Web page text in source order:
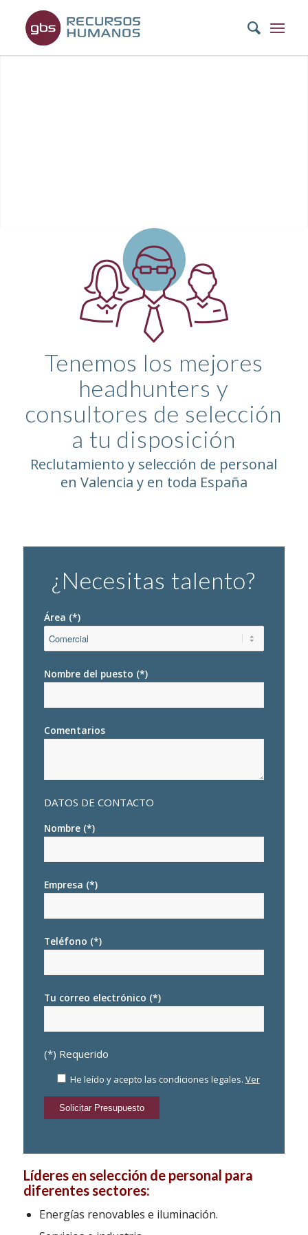
Tenemos los mejores
headhunters y
consultores de selección
a tu disposición
Reclutamiento y selección de personal
en Valencia y en toda España
¿Necesitas talento?
Área (*)
Nombre del puesto (*)
Comentarios
DATOS DE CONTACTO
Nombre (*)
Empresa (*)
Teléfono (*)
Tu correo electrónico (*)
(*) Requerido
He leído y acepto las condiciones legales. Ver
Líderes en selección de personal para
diferentes sectores:
Energías renovables e iluminación.